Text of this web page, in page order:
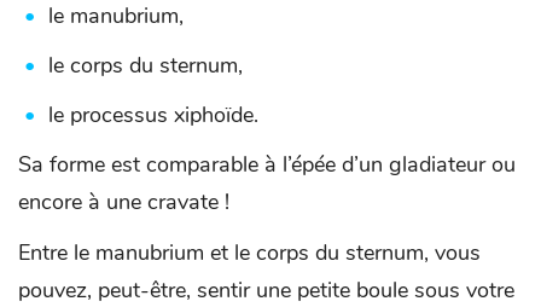
le manubrium,
le corps du sternum,
le processus xiphoïde.
Sa forme est comparable à l’épée d’un gladiateur ou
encore à une cravate !
Entre le manubrium et le corps du sternum, vous
pouvez, peut-être, sentir une petite boule sous votre